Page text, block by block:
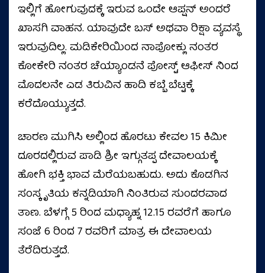
ಇಲ್ಲಿಗೆ ಹೋಗುವುದಕ್ಕೆ ಇರುವ ಒಂದೇ ಆಪ್ಷನ್ ಅಂದರೆ
ಖಾಸಗಿ ವಾಹನ. ಯಾವುದೇ ಬಸ್ ಅಥವಾ ರಿಕ್ಷಾ ವ್ಯವಸ್ಥೆ
ಇರುವುದಿಲ್ಲ. ಮಡಿಕೇರಿಯಿಂದ ನಾಪೋಕ್ಲು ನಂತರ
ಕೋಕೇರಿ ನಂತರ ಚೆಯ್ಯಾಂಡನೆ ಪೋಸ್ಟ್ ಆಫೀಸ್ ನಿಂದ
ಮೊದಲನೇ ಎಡ ತಿರುವಿನ ಹಾದಿ ಕಬ್ಬೆ ಬೆಟ್ಟಕ್ಕೆ
ಕರೆದೊಯ್ಯುತ್ತದೆ.
ಚಾರಣ ಮುಗಿಸಿ ಅಲ್ಲಿಂದ ಹೊರಟು ಕೇವಲ 15 ಕಿಮೀ
ದೂರದಲ್ಲಿರುವ ಪಾಡಿ ಶ್ರೀ ಇಗ್ಗುತಪ್ಪ ದೇವಾಲಯಕ್ಕೆ
ಹೋಗಿ ಭಕ್ತಿ ಭಾವ ಮೆರೆಯಬಹುದು. ಅದು ಕೊಡಗಿನ
ಸಂಸ್ಕೃತಿಯ ಕನ್ನಡಿಯಾಗಿ ನಿಂತಿರುವ ಸುಂದರವಾದ
ತಾಣ. ಬೆಳಗ್ಗೆ 5 ರಿಂದ ಮಧ್ಯಾಹ್ನ 12.15 ರವರೆಗೆ ಹಾಗೂ
ಸಂಜೆ 6 ರಿಂದ 7 ರವರಿಗೆ ಮಾತ್ರ ಈ ದೇವಾಲಯ
ತೆರೆದಿರುತ್ತದೆ.